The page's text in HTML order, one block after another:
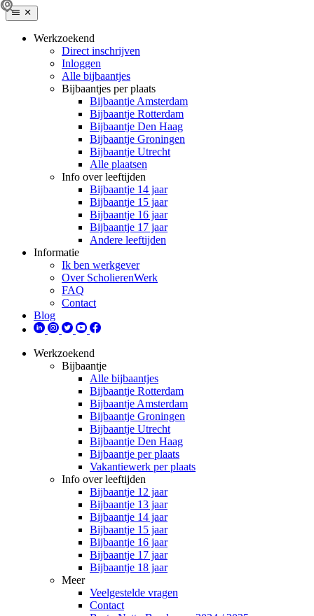
Werkzoekend
Direct inschrijven
Inloggen
Alle bijbaantjes
Bijbaantjes per plaats
Bijbaantje Amsterdam
Bijbaantje Rotterdam
Bijbaantje Den Haag
Bijbaantje Groningen
Bijbaantje Utrecht
Alle plaatsen
Info over leeftijden
Bijbaantje 14 jaar
Bijbaantje 15 jaar
Bijbaantje 16 jaar
Bijbaantje 17 jaar
Andere leeftijden
Informatie
Ik ben werkgever
Over ScholierenWerk
FAQ
Contact
Blog
Werkzoekend
Bijbaantje
Alle bijbaantjes
Bijbaantje Rotterdam
Bijbaantje Amsterdam
Bijbaantje Groningen
Bijbaantje Utrecht
Bijbaantje Den Haag
Bijbaantje per plaats
Vakantiewerk per plaats
Info over leeftijden
Bijbaantje 12 jaar
Bijbaantje 13 jaar
Bijbaantje 14 jaar
Bijbaantje 15 jaar
Bijbaantje 16 jaar
Bijbaantje 17 jaar
Bijbaantje 18 jaar
Meer
Veelgestelde vragen
Contact